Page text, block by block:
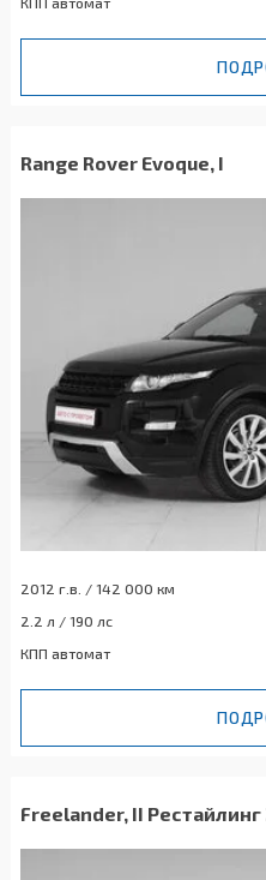
Range Rover Evoque, I
2012 г.в. / 142 000 км
2.2 л / 190 лс
КПП автомат
Freelander, II Рестайлинг